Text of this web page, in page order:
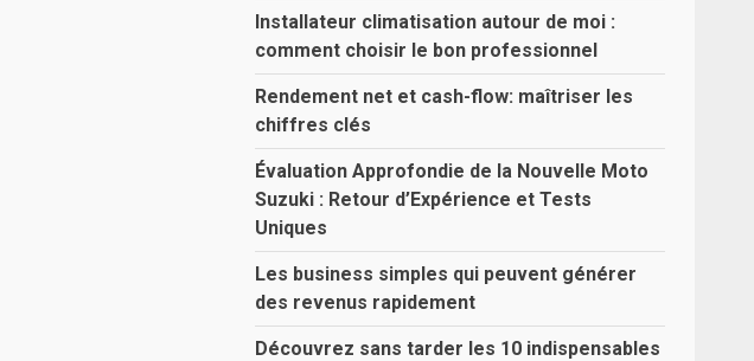
Installateur climatisation autour de moi :
comment choisir le bon professionnel
Rendement net et cash-flow: maîtriser les
chiffres clés
Évaluation Approfondie de la Nouvelle Moto
Suzuki : Retour d’Expérience et Tests
Uniques
Les business simples qui peuvent générer
des revenus rapidement
Découvrez sans tarder les 10 indispensables